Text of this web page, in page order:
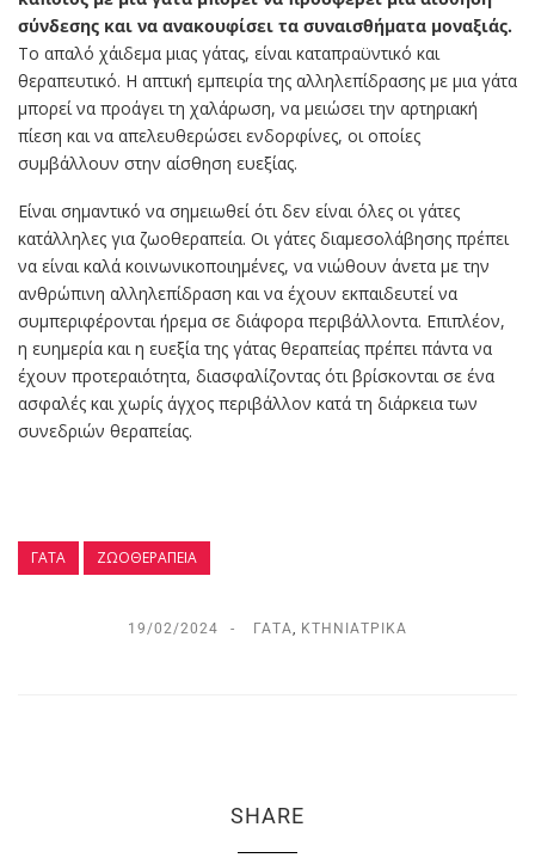
σύνδεσης και να ανακουφίσει τα συναισθήματα μοναξιάς.
Το απαλό χάιδεμα μιας γάτας, είναι καταπραϋντικό και
θεραπευτικό. Η απτική εμπειρία της αλληλεπίδρασης με μια γάτα
μπορεί να προάγει τη χαλάρωση, να μειώσει την αρτηριακή
πίεση και να απελευθερώσει ενδορφίνες, οι οποίες
συμβάλλουν στην αίσθηση ευεξίας.
Είναι σημαντικό να σημειωθεί ότι δεν είναι όλες οι γάτες
κατάλληλες για ζωοθεραπεία. Οι γάτες διαμεσολάβησης πρέπει
να είναι καλά κοινωνικοποιημένες, να νιώθουν άνετα με την
ανθρώπινη αλληλεπίδραση και να έχουν εκπαιδευτεί να
συμπεριφέρονται ήρεμα σε διάφορα περιβάλλοντα. Επιπλέον,
η ευημερία και η ευεξία της γάτας θεραπείας πρέπει πάντα να
έχουν προτεραιότητα, διασφαλίζοντας ότι βρίσκονται σε ένα
ασφαλές και χωρίς άγχος περιβάλλον κατά τη διάρκεια των
συνεδριών θεραπείας.
ΓΆΤΑ ΖΩΟΘΕΡΑΠΕΊΑ
19/02/2024 ΓΆΤΑ ΚΤΗΝΙΑΤΡΙΚΆ
SHARE